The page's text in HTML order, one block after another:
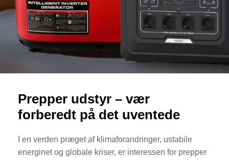
Prepper udstyr – vær
forberedt på det uventede
I en verden præget af klimaforandringer, ustabile
energinet og globale kriser, er interessen for prepper